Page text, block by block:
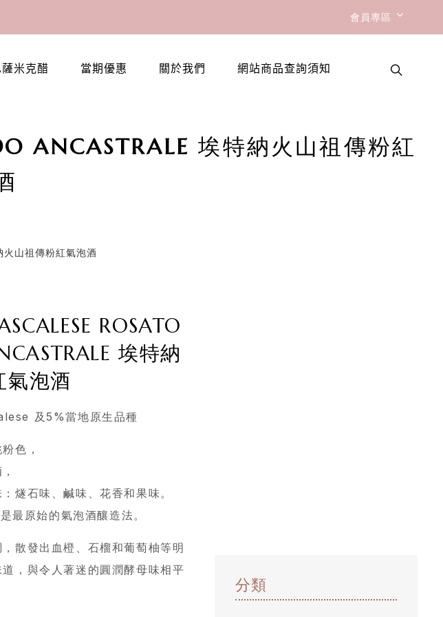
會員專區
米克醋 當期優惠 關於我們 網站商品查詢須知
ANCASTRALE 埃特納火山祖傳粉紅
山祖傳粉紅氣泡酒
ROSATO
埃特納
氣泡酒
及5%當地原生品種
色，
燧石味、鹹味、花香和果味。
原始的氣泡酒釀造法。
散發出血橙、石榴和葡萄柚等明
，與令人著迷的圓潤酵母味相平
分類